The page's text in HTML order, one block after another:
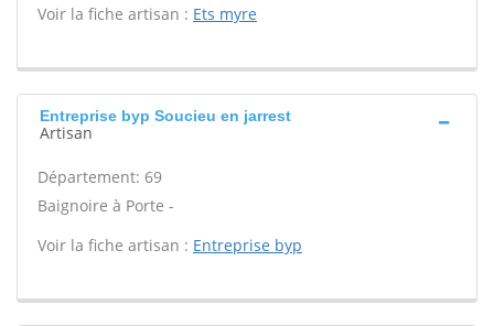
Voir la fiche artisan : Ets myre
Entreprise byp Soucieu en jarrest
Artisan
Département: 69
Baignoire à Porte -
Voir la fiche artisan : Entreprise byp